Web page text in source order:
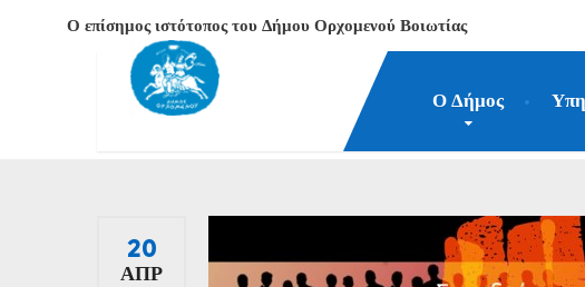
Ο επίσημος ιστότοπος του Δήμου Ορχομενού Βοιωτίας
Ο Δήμος
Νέα-Επικαιρότητα
20
ΑΠΡ